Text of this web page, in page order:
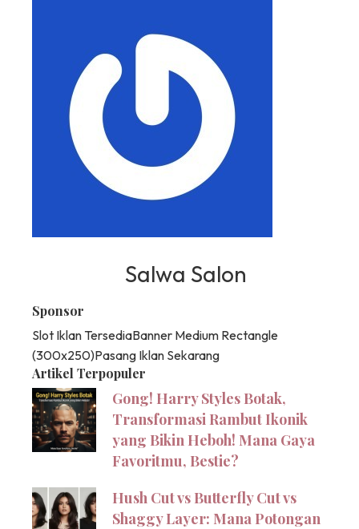
Salwa Salon
Sponsor
Slot Iklan TersediaBanner Medium Rectangle
(300x250)Pasang Iklan Sekarang
Artikel Terpopuler
Gong! Harry Styles Botak,
Transformasi Rambut Ikonik
yang Bikin Heboh! Mana Gaya
Favoritmu, Bestie?
Hush Cut vs Butterfly Cut vs
Shaggy Layer: Mana Potongan